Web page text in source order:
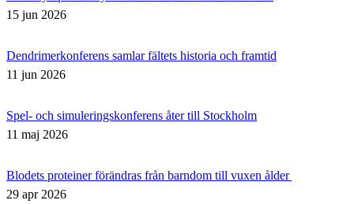
15 jun 2026
Dendrimerkonferens samlar fältets historia och framtid
11 jun 2026
Spel- och simuleringskonferens åter till Stockholm
11 maj 2026
Blodets proteiner förändras från barndom till vuxen ålder
29 apr 2026